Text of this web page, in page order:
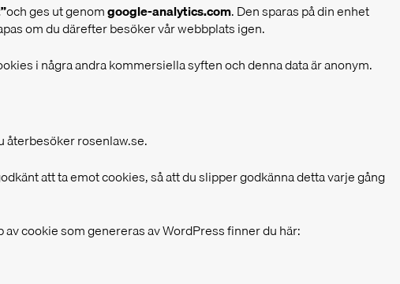
och ges ut genomgoogle-analytics.com. Den sparas på din enhet
om du därefter besöker vår webbplats igen.
i några andra kommersiella syften och denna data är anonym.
återbesöker rosenlaw.se.
att ta emot cookies, så att du slipper godkänna detta varje gång
cookie som genereras av WordPress finner du här: